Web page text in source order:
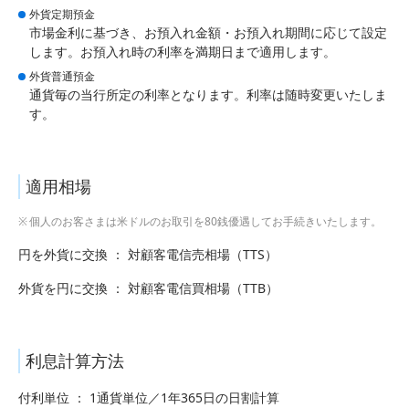
外貨定期預金
市場金利に基づき、お預入れ金額・お預入れ期間に応じて設定
します。お預入れ時の利率を満期日まで適用します。
外貨普通預金
通貨毎の当行所定の利率となります。利率は随時変更いたしま
す。
適用相場
個人のお客さまは米ドルのお取引を80銭優遇してお手続きいたします。
円を外貨に交換 ： 対顧客電信売相場（TTS）
外貨を円に交換 ： 対顧客電信買相場（TTB）
利息計算方法
付利単位 ： 1通貨単位／1年365日の日割計算